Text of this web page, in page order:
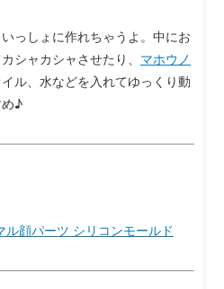
っしょに作れちゃうよ。中にお
シャカシャさせたり、 マホウノ
ル、水などを入れてゆっくり動
め♪
ル顔パーツ シリコンモールド